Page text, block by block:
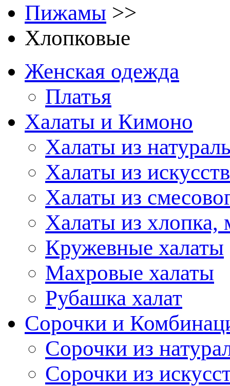
Пижамы >>
Хлопковые
Женская одежда
Платья
Халаты и Кимоно
Халаты из
Халаты из
Халаты из
Халаты из хлопка,
Кружевные халаты
Махровые халаты
Рубашка халат
Сорочки и
Сорочки из
Сорочки из